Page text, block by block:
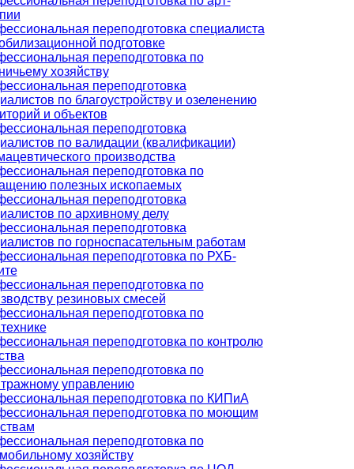
переподготовка специалиста
подготовке
переподготовка по
хозяйству
переподготовка
по благоустройству и озеленению
и объектов
переподготовка
по валидации (квалификации)
производства
переподготовка по
полезных ископаемых
переподготовка
по архивному делу
переподготовка
по горноспасательным работам
переподготовка по РХБ-
переподготовка по
резиновых смесей
переподготовка по
переподготовка по контролю
переподготовка по
управлению
переподготовка по КИПиА
переподготовка по моющим
переподготовка по
хозяйству